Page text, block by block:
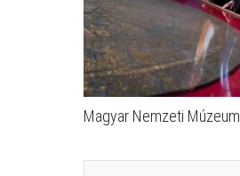
Magyar Nemzeti Múzeum